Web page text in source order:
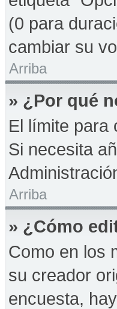
(0 para
cambiar su
Arriba
» ¿Por qué
El límite para
Si necesita
Arriba
» ¿Cómo
Como en los
su creador
encuesta,